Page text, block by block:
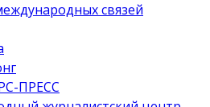
связей
ПРЕСС